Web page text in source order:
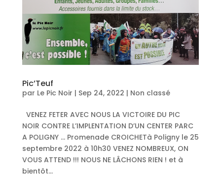
Pic’Teuf
par Le Pic Noir | Sep 24, 2022 | Non classé
VENEZ FETER AVEC NOUS LA VICTOIRE DU PIC
NOIR CONTRE L’IMPLENTATION D’UN CENTER PARC
A POLIGNY … Promenade CROICHETà Poligny le 25
septembre 2022 à 10h30 VENEZ NOMBREUX, ON
VOUS ATTEND !!! NOUS NE LÂCHONS RIEN ! et à
bientôt...